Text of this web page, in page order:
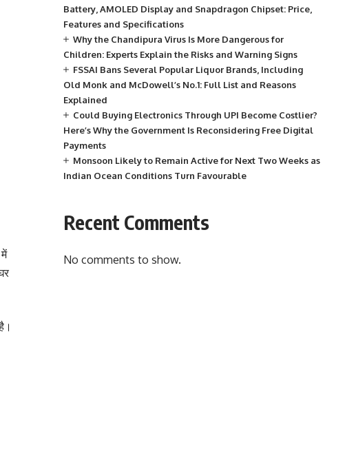
Battery, AMOLED Display and Snapdragon Chipset: Price,
Features and Specifications
Why the Chandipura Virus Is More Dangerous for
Children: Experts Explain the Risks and Warning Signs
FSSAI Bans Several Popular Liquor Brands, Including
Old Monk and McDowell’s No.1: Full List and Reasons
Explained
Could Buying Electronics Through UPI Become Costlier?
Here’s Why the Government Is Reconsidering Free Digital
Payments
Monsoon Likely to Remain Active for Next Two Weeks as
Indian Ocean Conditions Turn Favourable
Recent Comments
No comments to show.